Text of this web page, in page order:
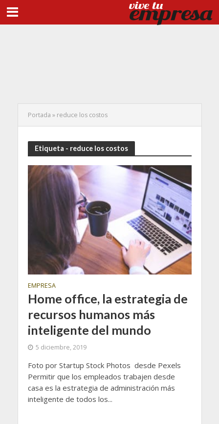
Portada » reduce los costos
Etiqueta - reduce los costos
EMPRESA
Home office, la estrategia de
recursos humanos más
inteligente del mundo
5 diciembre, 2019
Foto por Startup Stock Photos desde Pexels
Permitir que los empleados trabajen desde
casa es la estrategia de administración más
inteligente de todos los...